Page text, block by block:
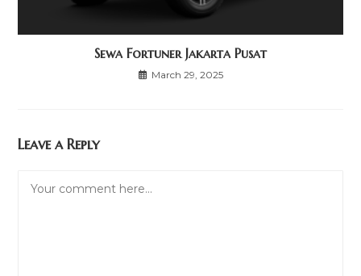
Sewa Fortuner Jakarta Pusat
March 29, 2025
Leave a Reply